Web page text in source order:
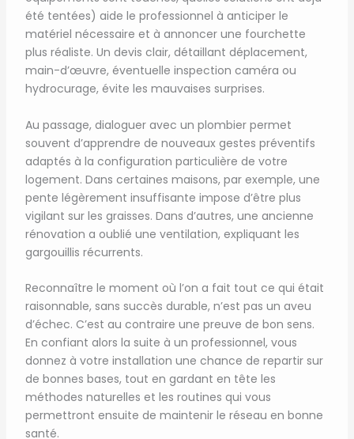
été tentées) aide le professionnel à anticiper le
matériel nécessaire et à annoncer une fourchette
plus réaliste. Un devis clair, détaillant déplacement,
main-d’œuvre, éventuelle inspection caméra ou
hydrocurage, évite les mauvaises surprises.
Au passage, dialoguer avec un plombier permet
souvent d’apprendre de nouveaux gestes préventifs
adaptés à la configuration particulière de votre
logement. Dans certaines maisons, par exemple, une
pente légèrement insuffisante impose d’être plus
vigilant sur les graisses. Dans d’autres, une ancienne
rénovation a oublié une ventilation, expliquant les
gargouillis récurrents.
Reconnaître le moment où l’on a fait tout ce qui était
raisonnable, sans succès durable, n’est pas un aveu
d’échec. C’est au contraire une preuve de bon sens.
En confiant alors la suite à un professionnel, vous
donnez à votre installation une chance de repartir sur
de bonnes bases, tout en gardant en tête les
méthodes naturelles et les routines qui vous
permettront ensuite de maintenir le réseau en bonne
santé.